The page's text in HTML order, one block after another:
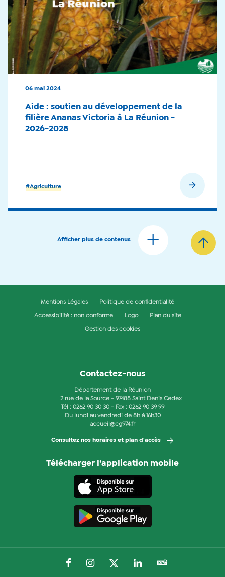
#Agriculture
06 mai 2024
Aide : soutien au développement de la
filière Ananas Victoria à La Réunion -
2026-2028
Afficher plus de contenus
Mentions Légales Politique de confidentialité
Accessibilité : non conforme Logo Plan du site
Gestion des cookies
Contactez-nous
Département de la Réunion
2 rue de la Source - 97488 Saint Denis Cedex
Tél : 0262 90 30 30 - Fax : 0262 90 39 99
Du lundi au vendredi de 8h à 16h30
accueil@cg974.fr
Consultez nos horaires et plan d'accès
Télécharger l’application mobile